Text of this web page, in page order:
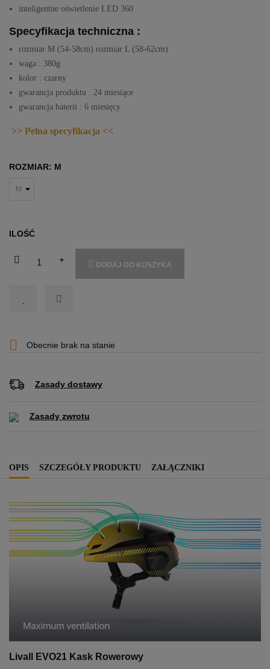
inteligentne oświetlenie LED 360
Specyfikacja techniczna :
rozmiar M (54-58cm) rozmiar L (58-62cm)
waga : 380g
kolor : czarny
gwarancja produktu : 24 miesiące
gwarancja baterii : 6 miesięcy
>> Pełna specyfikacja <<
ROZMIAR: M
ILOŚĆ
DODAJ DO KOSZYKA
 Obecnie brak na stanie
Zasady dostawy
Zasady zwrotu
OPIS SZCZEGÓŁY PRODUKTU ZAŁĄCZNIKI
Livall EVO21 Kask Rowerowy